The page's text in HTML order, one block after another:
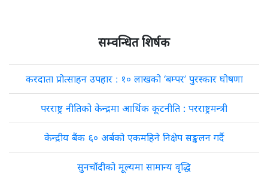
सम्वन्धित शिर्षक
करदाता प्रोत्साहन उपहार : १० लाखको ‘बम्पर’ पुरस्कार घोषणा
परराष्ट्र नीतिको केन्द्रमा आर्थिक कूटनीति : परराष्ट्रमन्त्री
केन्द्रीय बैंक ६० अर्बको एकमहिने निक्षेप सङ्कलन गर्दै
सुनचाँदीको मूल्यमा सामान्य वृद्धि